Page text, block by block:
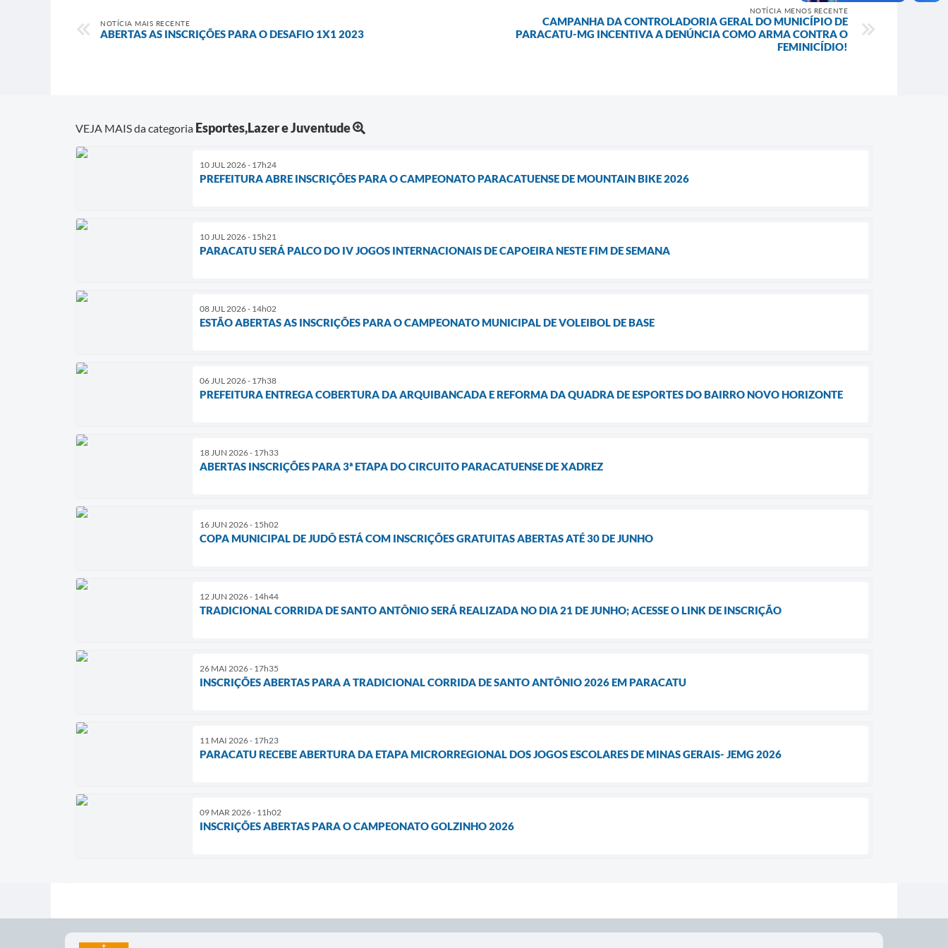
NOTÍCIA MAIS RECENTE
ABERTAS AS INSCRIÇÕES PARA O DESAFIO 1X1 2023
NOTÍCIA MENOS RECENTE
CAMPANHA DA CONTROLADORIA GERAL DO MUNICÍPIO DE
PARACATU-MG INCENTIVA A DENÚNCIA COMO ARMA CONTRA O
FEMINICÍDIO!
VEJA MAIS da categoria Esportes,Lazer e Juventude
10 JUL 2026 - 17h24
PREFEITURA ABRE INSCRIÇÕES PARA O CAMPEONATO PARACATUENSE DE MOUNTAIN BIKE 2026
10 JUL 2026 - 15h21
PARACATU SERÁ PALCO DO IV JOGOS INTERNACIONAIS DE CAPOEIRA NESTE FIM DE SEMANA
08 JUL 2026 - 14h02
ESTÃO ABERTAS AS INSCRIÇÕES PARA O CAMPEONATO MUNICIPAL DE VOLEIBOL DE BASE
06 JUL 2026 - 17h38
PREFEITURA ENTREGA COBERTURA DA ARQUIBANCADA E REFORMA DA QUADRA DE ESPORTES DO BAIRRO NOVO HORIZONTE
18 JUN 2026 - 17h33
ABERTAS INSCRIÇÕES PARA 3ª ETAPA DO CIRCUITO PARACATUENSE DE XADREZ
16 JUN 2026 - 15h02
COPA MUNICIPAL DE JUDÔ ESTÁ COM INSCRIÇÕES GRATUITAS ABERTAS ATÉ 30 DE JUNHO
12 JUN 2026 - 14h44
TRADICIONAL CORRIDA DE SANTO ANTÔNIO SERÁ REALIZADA NO DIA 21 DE JUNHO; ACESSE O LINK DE INSCRIÇÃO
26 MAI 2026 - 17h35
INSCRIÇÕES ABERTAS PARA A TRADICIONAL CORRIDA DE SANTO ANTÔNIO 2026 EM PARACATU
11 MAI 2026 - 17h23
PARACATU RECEBE ABERTURA DA ETAPA MICRORREGIONAL DOS JOGOS ESCOLARES DE MINAS GERAIS- JEMG 2026
09 MAR 2026 - 11h02
INSCRIÇÕES ABERTAS PARA O CAMPEONATO GOLZINHO 2026